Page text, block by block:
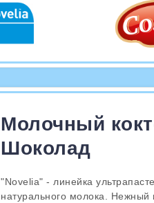
Молочный
Шоколад
"Novelia" - линейка
натурального молока. Нежный